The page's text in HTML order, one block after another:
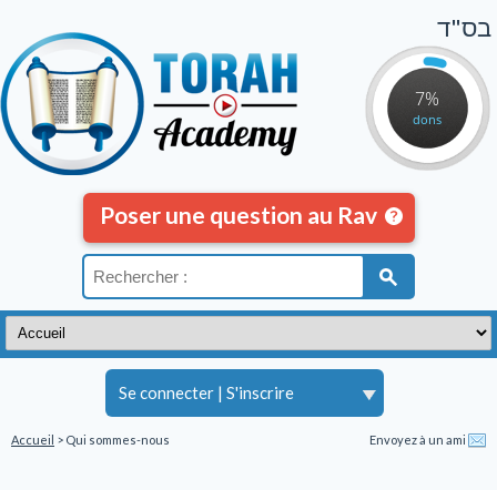
7%
dons
Se connecter | S'inscrire
בס"ד
Poser une question au Rav
Accueil > Qui sommes-nous Envoyez à un ami